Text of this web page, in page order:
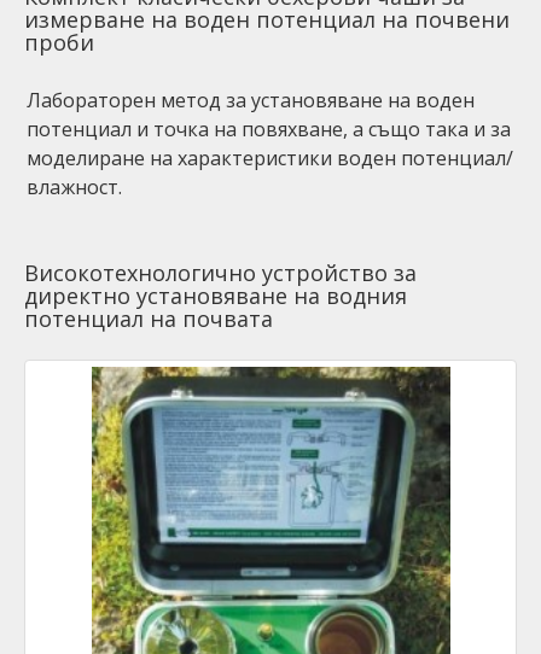
измерване на воден потенциал на почвени
проби
Лабораторен метод за установяване на воден
потенциал и точка на повяхване, а също така и за
моделиране на характеристики воден потенциал/
влажност.
Високотехнологично устройство за
директно установяване на водния
потенциал на почвата